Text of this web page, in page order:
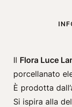
Il Flora Luce
porcellanato
È prodotta
Si ispira alla